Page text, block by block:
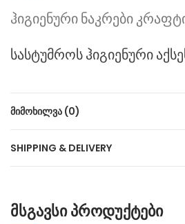
ჰიგიენური ნაკრები
სასტუმროს ჰიგიენური
ᲛᲘᲛᲝᲮᲘᲚᲕᲐ (0)
SHIPPING & DELIVERY
ᲛᲡᲒᲐᲕᲡᲘ ᲞᲠᲝᲓᲣᲥᲢᲔᲑᲘ